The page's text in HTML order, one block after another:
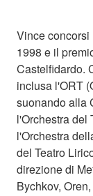
Vince
1998 e il
Castelfidardo.
inclusa l'ORT
suonando alla
l'Orchestra del
l'Orchestra
del Teatro
direzione di
Bychkov,